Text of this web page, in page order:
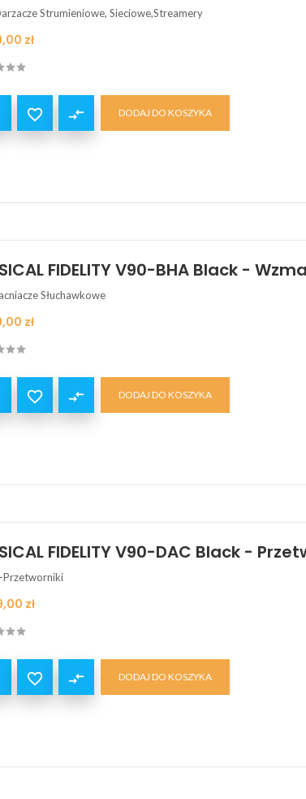
Strumieniowe, Sieciowe,Streamery
zł
 compare_arrows DODAJ DO KOSZYKA
FIDELITY V90-BHA Black -
Słuchawkowe
zł
 compare_arrows DODAJ DO KOSZYKA
FIDELITY V90-DAC Black -
Przetworniki
zł
 compare_arrows DODAJ DO KOSZYKA